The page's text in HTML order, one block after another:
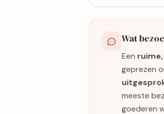
Wat
Een
geprezen
meeste
goederen